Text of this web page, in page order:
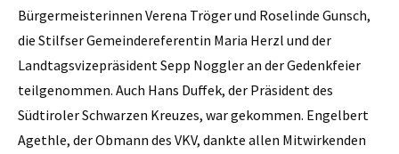
Bürgermeisterinnen Verena Tröger und Roselinde Gunsch,
die Stilfser Gemeindereferentin Maria Herzl und der
Landtagsvizepräsident Sepp Noggler an der Gedenkfeier
teilgenommen. Auch Hans Duffek, der Präsident des
Südtiroler Schwarzen Kreuzes, war gekommen. Engelbert
Agethle, der Obmann des VKV, dankte allen Mitwirkenden